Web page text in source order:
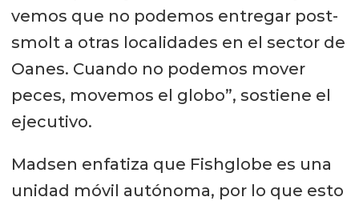
vemos que no podemos entregar post-
smolt a otras localidades en el sector de
Oanes. Cuando no podemos mover
peces, movemos el globo”, sostiene el
ejecutivo.
Madsen enfatiza que Fishglobe es una
unidad móvil autónoma, por lo que esto